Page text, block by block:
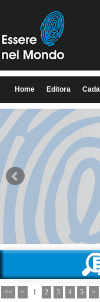
Home Editora
<< < 1 2 3 4 5 >